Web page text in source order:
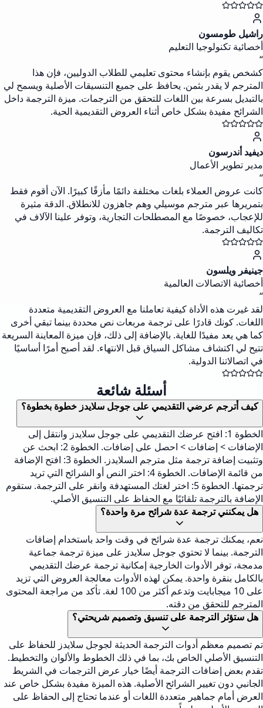
راشيل طومسون
أخصائية تكنولوجيا التعليم
“
كشخص يقوم بإنشاء محتوى تعليمي للطلاب الدوليين، فإن هذا
المترجم لا يقدر بثمن. يحافظ على جميع التنسيقات الأصلية ويسمح لي
بالتبديل بسرعة بين اللغات للتحقق من الترجمات. ميزة الترجمة داخل
الشرائح مفيدة بشكل خاص أثناء العروض التقديمية الحية.
ديفيد أندرسون
مدير تطوير الأعمال
“
كانت عروض العملاء بلغات مختلفة دائمًا مأزقًا كبيرًا. الآن أقوم فقط
بتمريرها عبر مترجم موسيلي وهم جاهزون للانطلاق. الدقة مثيرة
للإعجاب، خصوصًا مع المصطلحات التجارية، وتوفر علينا الآلاف في
تكاليف الترجمة.
جينيفر ويلسون
أخصائية الاتصالات العالمية
“
لقد غيرت هذه الأداة كيفية تعاملنا مع العروض التقديمية متعددة
اللغات. كونك قادرًا على ترجمة مربعات نص محددة بينما تبقي أخرى
كما هي يعد مفيدًا للغاية. بالإضافة إلى ذلك، فإن ميزة المعاينة السريعة
تتيح لي اكتشاف مشاكل السياق قبل الانتهاء. لقد أصبح أمرًا أساسيًا
في اتصالاتنا الدولية.
أسئلة شائعة
كيف أترجم عرضي التقديمي على جوجل سلايدز خطوة بخطوة؟
الخطوة 1: افتح عرضك التقديمي على جوجل سلايدز وانتقل إلى
الإضافات > إضافات > احصل على إضافات. الخطوة 2: ابحث عن
وتثبيت إضافة ترجمة مثل مترجم السلايدز. الخطوة 3: افتح الإضافة
من قائمة الإضافات. الخطوة 4: اختر النص أو الشرائح التي تريد
ترجمتها. الخطوة 5: اختر لغتك المستهدفة وانقر على الترجمة. ستقوم
الإضافة بالترجمة تلقائيًا مع الحفاظ على التنسيق الأصلي.
هل يمكنني ترجمة عدة شرائح مرة واحدة؟
نعم، يمكنك ترجمة عدة شرائح في وقت واحد باستخدام إضافات
الترجمة. بينما لا تحتوي جوجل سلايدز على ميزة ترجمة جماعية
مدمجة، توفر الأدوات الخارجية إمكانية ترجمة عرضك التقديمي
بالكامل بنقرة واحدة. يمكن لهذه الأدوات معالجة العروض التي تزيد
على 10 ميجابايت وتدعم أكثر من 100 لغة. تأكد من مراجعة المحتوى
المترجم للتحقق من دقته.
هل ستؤثر الترجمة على تنسيق وتصميم شريحتي؟
تم تصميم معظم أدوات الترجمة الحديثة لجوجل سلايدز للحفاظ على
التنسيق الأصلي الخاص بك، بما في ذلك الخطوط والألوان والتخطيط.
تقدم بعض إضافات الترجمة أيضًا خيار عرض الترجمات في الشريط
الجانبي دون تغيير الشرائح الأصلية. هذه الميزة مفيدة بشكل خاص عند
العرض أمام جماهير متعددة اللغات أو عندما تحتاج إلى الحفاظ على